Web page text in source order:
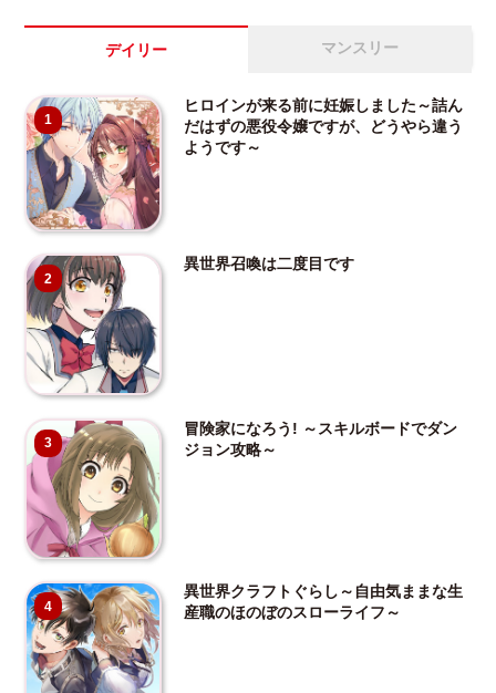
デイリー マンスリー
1
ヒロインが来る前に妊娠しました～詰ん
だはずの悪役令嬢ですが、どうやら違う
ようです～
2
異世界召喚は二度目です
3
冒険家になろう! ～スキルボードでダン
ジョン攻略～
4
異世界クラフトぐらし～自由気ままな生
産職のほのぼのスローライフ～